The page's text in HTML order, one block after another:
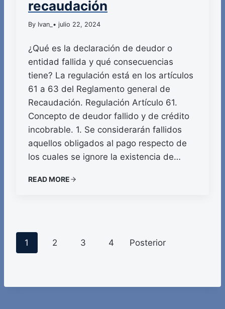
recaudación
By Ivan_ • julio 22, 2024
¿Qué es la declaración de deudor o
entidad fallida y qué consecuencias
tiene? La regulación está en los artículos
61 a 63 del Reglamento general de
Recaudación. Regulación Artículo 61.
Concepto de deudor fallido y de crédito
incobrable. 1. Se considerarán fallidos
aquellos obligados al pago respecto de
los cuales se ignore la existencia de…
READ MORE
s
1 2 3 4 Posterior